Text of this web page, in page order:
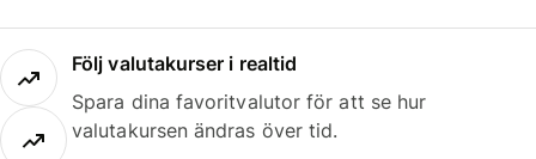
Följ valutakurser i realtid
Spara dina favoritvalutor för att se hur
valutakursen ändras över tid.